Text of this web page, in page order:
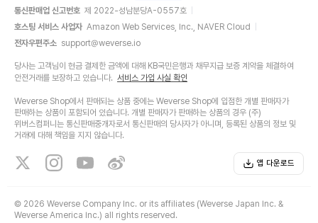
통신판매업 신고번호 제 2022-성남분당A-0557호
호스팅 서비스 사업자 Amazon Web Services, Inc., NAVER Cloud
전자우편주소 support@weverse.io
당사는 고객님이 현금 결제한 금액에 대해 KB국민은행과 채무지급 보증 계약을 체결하여
안전거래를 보장하고 있습니다. 서비스 가입 사실 확인
Weverse Shop에서 판매되는 상품 중에는 Weverse Shop에 입점한 개별 판매자가
판매하는 상품이 포함되어 있습니다. 개별 판매자가 판매하는 상품의 경우 (주)
위버스컴퍼니는 통신판매중개자로서 통신판매의 당사자가 아니며, 등록된 상품의 정보 및
거래에 대해 책임을 지지 않습니다.
앱 다운로드
© 2026 Weverse Company Inc. or its affiliates (Weverse Japan Inc. &
Weverse America Inc.) all rights reserved.